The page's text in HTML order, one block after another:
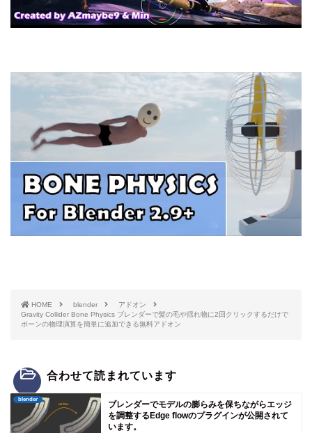
HOME blender
アドオン
Gravity Collider Bone Physics ブレンダーで髪の毛や揺れ物に2回クリックするだけで
ボーンの物理演算を簡単に追加できる無料アドオン
合わせて読まれています
blender
ブレンダーでモデルの膨らみを保ちながらエッジ
を調整するEdge flowのプラグインが公開されて
います。